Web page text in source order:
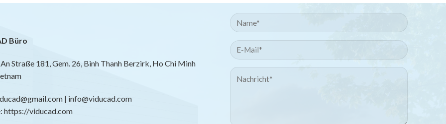
Büro
An Straße 181, Gem. 26, Binh Thanh Berzirk, Ho Chi Minh
| info@viducad.com
https://viducad.com